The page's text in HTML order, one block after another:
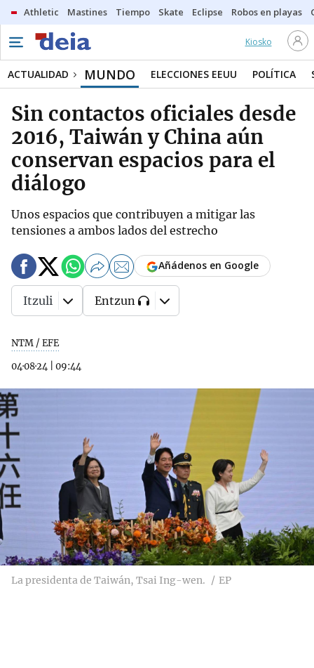
Athletic Mastines Tiempo Skate Eclipse Robos en playas
Kiosko
ACTUALIDAD MUNDO ELECCIONES EEUU POLÍTICA
Sin contactos oficiales desde
2016, Taiwán y China aún
conservan espacios para el
diálogo
Unos espacios que contribuyen a mitigar las
tensiones a ambos lados del estrecho
NTM / EFE
04·08·24
09:44
Añádenos en Google
Itzuli Entzun
La presidenta de Taiwán, Tsai Ing-wen. EP